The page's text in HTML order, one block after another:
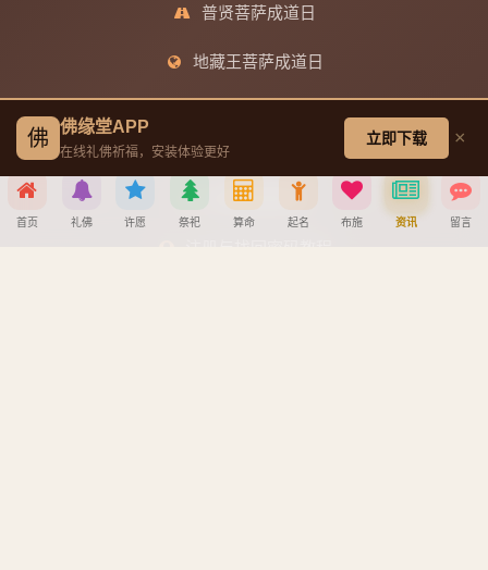
普贤菩萨成道日
地藏王菩萨成道日
帮助中心
创建墓园教程
佛 佛缘堂APP
在线礼佛祈福，安装体验更好
立即下载 ×
首页 礼佛 许愿 祭祀 算命 起名 布施 资讯 留言